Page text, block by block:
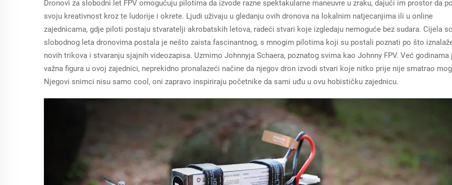
Dronovi za slobodni let FPV omogućuju pilotima da izvode razne spektakularne maneuvre u zraku, dajući im prostor da
svoju kreativnost kroz te ludorije i okrete. Ljudi uživaju u gledanju ovih dronova na lokalnim natjecanjima ili u online
zajednicama, gdje piloti postaju stvaratelji akrobatskih letova, radeći stvari koje izgledaju nemoguće bez sudara. Cijela
slobodnog leta dronovima postala je nešto zaista fascinantnog, s mnogim pilotima koji su postali poznati po što
novih trikova i stvaranju sjajnih videozapisa. Uzmimo Johnnyja Schaera, poznatog svima kao Johnny FPV. Već godinama
važna figura u ovoj zajednici, neprekidno pronalazeći načine da njegov dron izvodi stvari koje nitko prije nije smatrao
Njegovi snimci nisu samo cool, oni zapravo inspiriraju početnike da sami uđu u ovu hobističku zajednicu.